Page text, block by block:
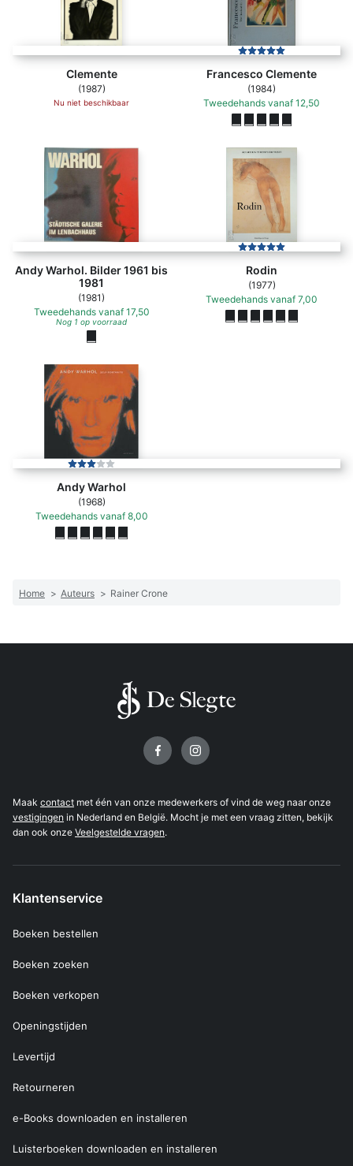
Clemente
(1987)
Nu niet beschikbaar
Francesco Clemente
(1984)
Tweedehands vanaf 12,50
Andy Warhol. Bilder 1961 bis
1981
(1981)
Tweedehands vanaf 17,50
Nog 1 op voorraad
Rodin
(1977)
Tweedehands vanaf 7,00
Andy Warhol
(1968)
Tweedehands vanaf 8,00
Home > Auteurs > Rainer Crone
Maak contact met één van onze medewerkers of vind de weg naar onze
vestigingen in Nederland en België. Mocht je met een vraag zitten, bekijk
dan ook onze Veelgestelde vragen.
Klantenservice
Boeken bestellen
Boeken zoeken
Boeken verkopen
Openingstijden
Levertijd
Retourneren
e-Books downloaden en installeren
Luisterboeken downloaden en installeren